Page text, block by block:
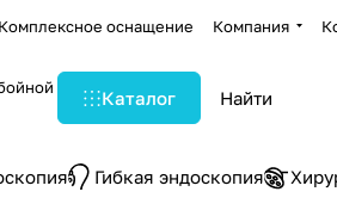
Комплексное оснащение Компания
Каталог
Гибкая эндоскопия